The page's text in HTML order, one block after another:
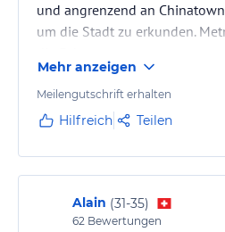
und angrenzend an
um die Stadt zu erkunden.
Mehr anzeigen
Meilengutschrift erhalten
Hilfreich Teilen
Alain (31-35)
62 Bewertungen